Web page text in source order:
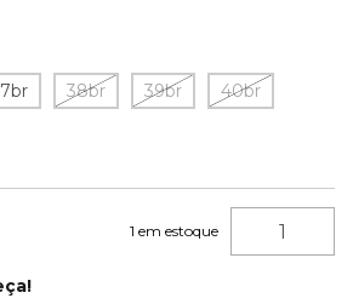
38br 39br 40br
1 em estoque